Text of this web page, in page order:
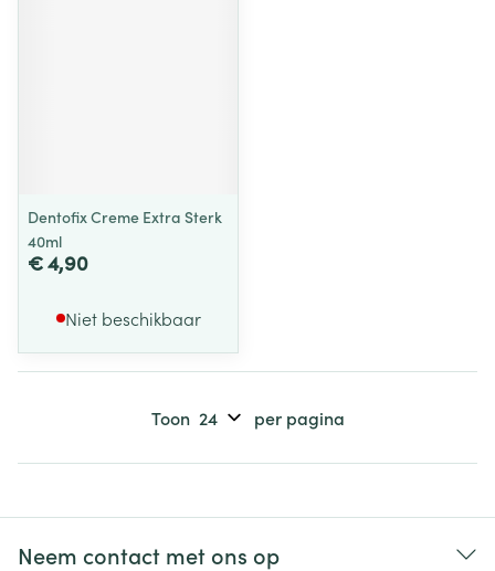
Dentofix Creme Extra Sterk
40ml
€ 4,90
Niet beschikbaar
Toon per pagina
Neem contact met ons op